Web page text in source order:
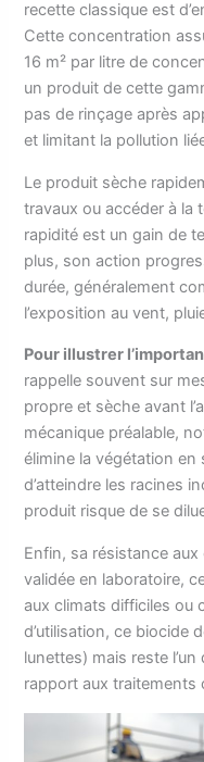
recette classique est
Cette concentration
16 m² par litre de
un produit de cette
pas de rinçage après
et limitant la pollution
Le produit sèche
travaux ou accéder à la
rapidité est un gain de
plus, son action
durée, généralement
l’exposition au vent,
Pour illustrer
rappelle souvent sur
propre et sèche avant
mécanique préalable,
élimine la végétation en
d’atteindre les racines
produit risque de se
Enfin, sa résistance
validée en laboratoire,
aux climats difficiles ou
d’utilisation, ce biocide
lunettes) mais reste
rapport aux traitements